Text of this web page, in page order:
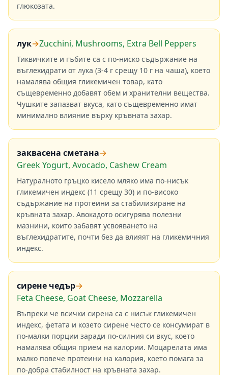
глюкозата.
лук→Zucchini, Mushrooms, Extra Bell Peppers
Тиквичките и гъбите са с по-ниско съдържание на
въглехидрати от лука (3-4 г срещу 10 г на чаша), което
намалява общия гликемичен товар, като
същевременно добавят обем и хранителни вещества.
Чушките запазват вкуса, като същевременно имат
минимално влияние върху кръвната захар.
заквасена сметана→
Greek Yogurt, Avocado, Cashew Cream
Натуралното гръцко кисело мляко има по-нисък
гликемичен индекс (11 срещу 30) и по-високо
съдържание на протеини за стабилизиране на
кръвната захар. Авокадото осигурява полезни
мазнини, които забавят усвояването на
въглехидратите, почти без да влияят на гликемичния
индекс.
сирене чедър→
Feta Cheese, Goat Cheese, Mozzarella
Въпреки че всички сирена са с нисък гликемичен
индекс, фетата и козето сирене често се консумират в
по-малки порции заради по-силния си вкус, което
намалява общия прием на калории. Моцарелата има
малко повече протеини на калория, което помага за
по-добра стабилност на кръвната захар.